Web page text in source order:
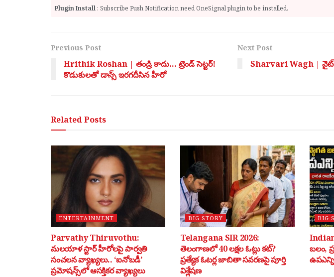
Plugin Install : Subscribe Push Notification need OneSignal plugin to be installed.
Previous Post
Hrithik Roshan | తండ్రి కాదు… ట్రెండ్ సెట్టర్!
కొడుకులతో డాన్స్ ఇరగదీసిన హీరో
Next Post
Sharvari Wagh |
RelatedPosts
ENTERTAINMENT
Parvathy Thiruvothu:
మలయాళ స్టార్ హీరోలపై పార్వతి
సంచలన వ్యాఖ్యలు.. ‘ఐనోబడీ’
ప్రమోషన్స్‌లో ఆసక్తికర వ్యాఖ్యలు
BIG STORY
Telangana SIR 2026:
తెలంగాణలో 40 లక్షల ఓట్లు కట్?
ప్రత్యేక ఓటర్ల జాబితా సవరణపై పూర్తి
విశ్లేషణ
BIG
బలం,